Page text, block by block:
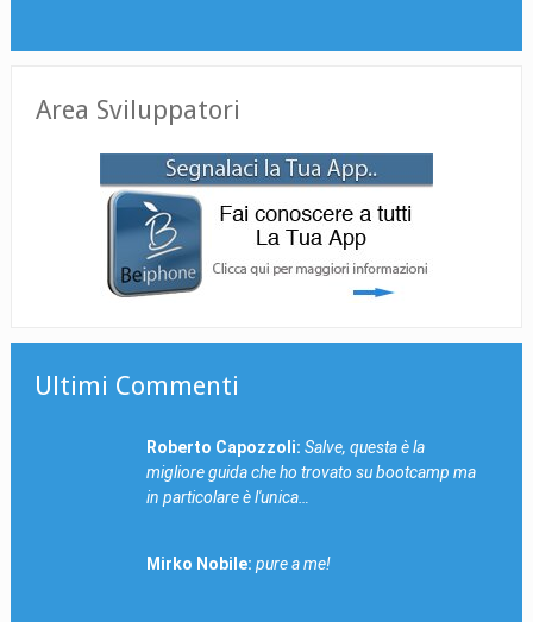
Area Sviluppatori
Ultimi Commenti
Roberto Capozzoli: Salve, questa è la
migliore guida che ho trovato su bootcamp ma
in particolare è l'unica…
Mirko Nobile: pure a me!